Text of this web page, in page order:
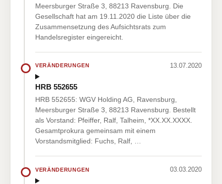
Meersburger Straße 3, 88213 Ravensburg. Die
Gesellschaft hat am 19.11.2020 die Liste über die
Zusammensetzung des Aufsichtsrats zum
Handelsregister eingereicht.
VERÄNDERUNGEN 13.07.2020
HRB 552655
HRB 552655: WGV Holding AG, Ravensburg,
Meersburger Straße 3, 88213 Ravensburg. Bestellt
als Vorstand: Pfeiffer, Ralf, Talheim, *XX.XX.XXXX.
Gesamtprokura gemeinsam mit einem
Vorstandsmitglied: Fuchs, Ralf, …
VERÄNDERUNGEN 03.03.2020